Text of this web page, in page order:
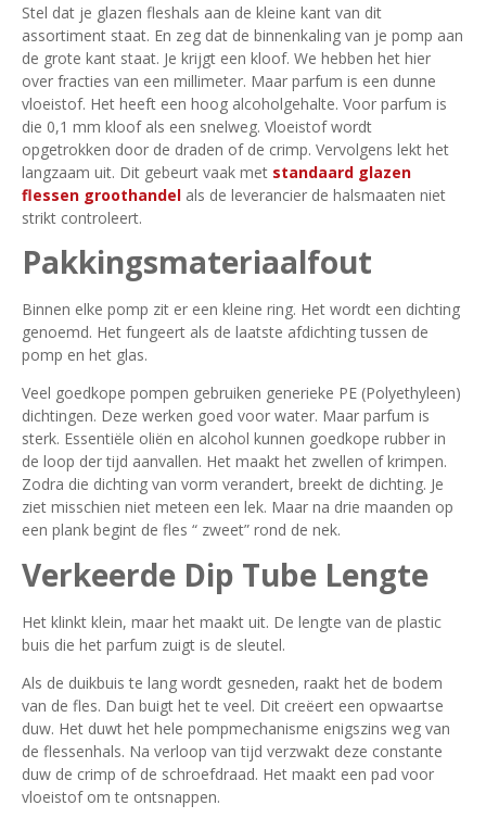
Stel dat je glazen fleshals aan de kleine kant van dit
assortiment staat. En zeg dat de binnenkaling van je pomp aan
de grote kant staat. Je krijgt een kloof. We hebben het hier
over fracties van een millimeter. Maar parfum is een dunne
vloeistof. Het heeft een hoog alcoholgehalte. Voor parfum is
die 0,1 mm kloof als een snelweg. Vloeistof wordt
opgetrokken door de draden of de crimp. Vervolgens lekt het
langzaam uit. Dit gebeurt vaak met standaard glazen
flessen groothandel als de leverancier de halsmaaten niet
strikt controleert.
Pakkingsmateriaalfout
Binnen elke pomp zit er een kleine ring. Het wordt een dichting
genoemd. Het fungeert als de laatste afdichting tussen de
pomp en het glas.
Veel goedkope pompen gebruiken generieke PE (Polyethyleen)
dichtingen. Deze werken goed voor water. Maar parfum is
sterk. Essentiële oliën en alcohol kunnen goedkope rubber in
de loop der tijd aanvallen. Het maakt het zwellen of krimpen.
Zodra die dichting van vorm verandert, breekt de dichting. Je
ziet misschien niet meteen een lek. Maar na drie maanden op
een plank begint de fles “ zweet” rond de nek.
Verkeerde Dip Tube Lengte
Het klinkt klein, maar het maakt uit. De lengte van de plastic
buis die het parfum zuigt is de sleutel.
Als de duikbuis te lang wordt gesneden, raakt het de bodem
van de fles. Dan buigt het te veel. Dit creëert een opwaartse
duw. Het duwt het hele pompmechanisme enigszins weg van
de flessenhals. Na verloop van tijd verzwakt deze constante
duw de crimp of de schroefdraad. Het maakt een pad voor
vloeistof om te ontsnappen.